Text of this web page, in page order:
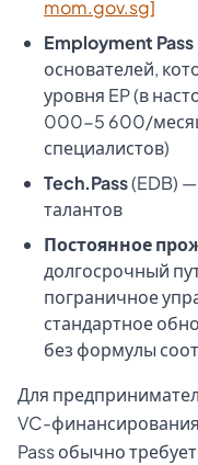
mom.gov.sg]
Employment Pass
основателей,
уровня EP (в
000-5 600/
специалистов)
Tech.Pass(EDB)
талантов
Постоянное
долгосрочный
пограничное
стандартное
без формулы
Для
VC-
Pass обычно